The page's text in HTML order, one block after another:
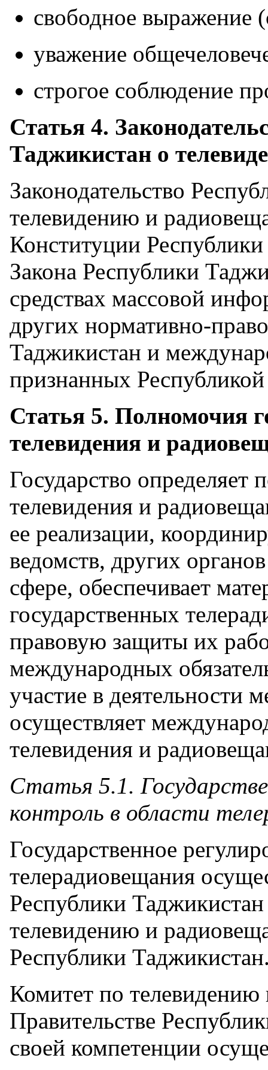
свободное выражение
уважение
строгое соблюдение
Статья 4.
Таджикистан о
Законодательство
телевидению и
Конституции
Закона Республики
средствах массовой
других нормативно-
Таджикистан и
признанных
Статья 5. Полномочия
телевидения и
Государство определяет
телевидения и
ее реализации,
ведомств, других
сфере, обеспечивает
государственных
правовую защиты их
международных
участие в деятельности
осуществляет
телевидения и
Статья 5.1.
контроль в области
Государственное
телерадиовещания
Республики
телевидению и
Республики
Комитет по
Правительстве
своей компетенции